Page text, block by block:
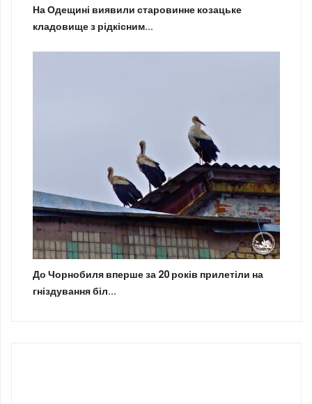
На Одещині виявили старовинне козацьке
кладовище з рідкісним...
До Чорнобиля вперше за 20 років прилетіли на
гніздування біл...